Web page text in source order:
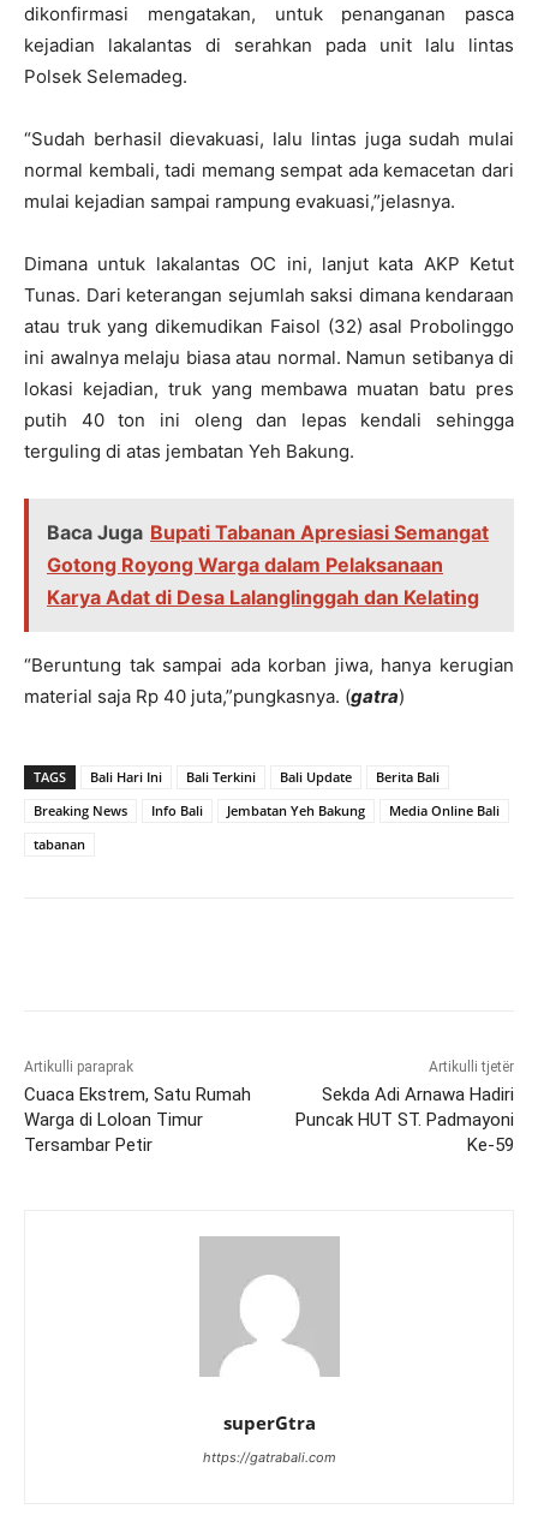
dikonfirmasi mengatakan, untuk penanganan pasca
kejadian lakalantas di serahkan pada unit lalu lintas
Polsek Selemadeg.
“Sudah berhasil dievakuasi, lalu lintas juga sudah mulai
normal kembali, tadi memang sempat ada kemacetan dari
mulai kejadian sampai rampung evakuasi,”jelasnya.
Dimana untuk lakalantas OC ini, lanjut kata AKP Ketut
Tunas. Dari keterangan sejumlah saksi dimana kendaraan
atau truk yang dikemudikan Faisol (32) asal Probolinggo
ini awalnya melaju biasa atau normal. Namun setibanya di
lokasi kejadian, truk yang membawa muatan batu pres
putih 40 ton ini oleng dan lepas kendali sehingga
terguling di atas jembatan Yeh Bakung.
Baca Juga Bupati Tabanan Apresiasi Semangat
Gotong Royong Warga dalam Pelaksanaan
Karya Adat di Desa Lalanglinggah dan Kelating
“Beruntung tak sampai ada korban jiwa, hanya kerugian
material saja Rp 40 juta,”pungkasnya. (gatra)
TAGS Bali Hari Ini Bali Terkini Bali Update
Berita Bali
Breaking News
Info Bali Jembatan Yeh Bakung
Media Online Bali
tabanan
Artikulli paraprak
Cuaca Ekstrem, Satu Rumah
Warga di Loloan Timur
Tersambar Petir
Artikulli tjetër
Sekda Adi Arnawa Hadiri
Puncak HUT ST. Padmayoni
Ke-59
superGtra
https://gatrabali.com